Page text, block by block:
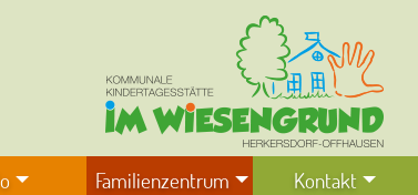
Familienzentrum Kontakt